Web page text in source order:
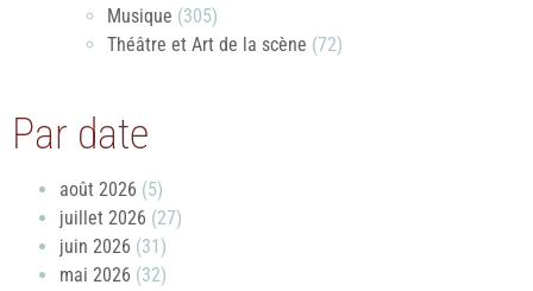
Musique (305)
Théâtre et Art de la scène (72)
Par date
août 2026 (5)
juillet 2026 (27)
juin 2026 (31)
mai 2026 (32)